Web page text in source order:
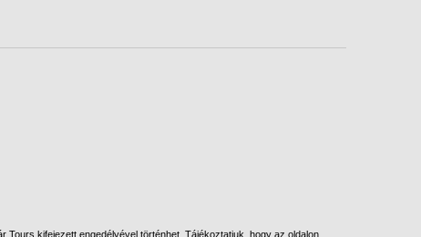
kifejezett engedélyével történhet. Tájékoztatjuk, hogy az oldalon